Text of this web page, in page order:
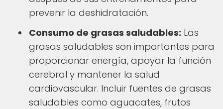
prevenir la deshidratación.
Consumo de grasas saludables: Las
grasas saludables son importantes para
proporcionar energía, apoyar la función
cerebral y mantener la salud
cardiovascular. Incluir fuentes de grasas
saludables como aguacates, frutos